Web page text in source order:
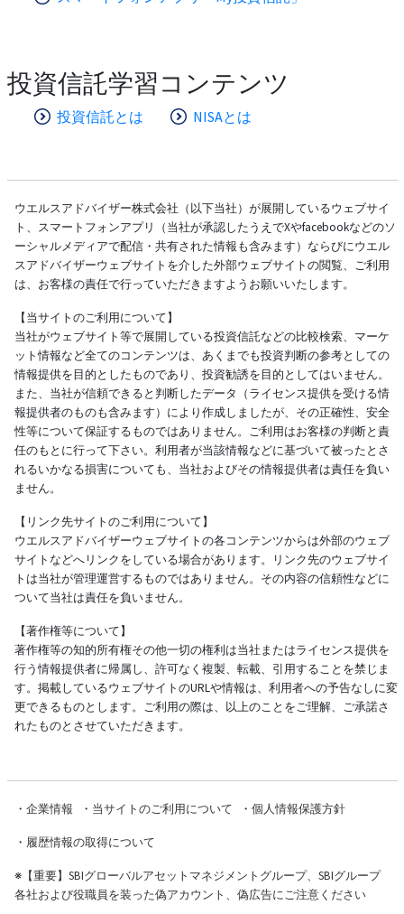
投資信託学習コンテンツ
投資信託とは NISAとは
ウエルスアドバイザー株式会社（以下当社）が展開しているウェブサイ
ト、スマートフォンアプリ（当社が承認したうえでXやfacebookなどのソ
ーシャルメディアで配信・共有された情報も含みます）ならびにウエル
スアドバイザーウェブサイトを介した外部ウェブサイトの閲覧、ご利用
は、お客様の責任で行っていただきますようお願いいたします。
【当サイトのご利用について】
当社がウェブサイト等で展開している投資信託などの比較検索、マーケ
ット情報など全てのコンテンツは、あくまでも投資判断の参考としての
情報提供を目的としたものであり、投資勧誘を目的としてはいません。
また、当社が信頼できると判断したデータ（ライセンス提供を受ける情
報提供者のものも含みます）により作成しましたが、その正確性、安全
性等について保証するものではありません。ご利用はお客様の判断と責
任のもとに行って下さい。利用者が当該情報などに基づいて被ったとさ
れるいかなる損害についても、当社およびその情報提供者は責任を負い
ません。
【リンク先サイトのご利用について】
ウエルスアドバイザーウェブサイトの各コンテンツからは外部のウェブ
サイトなどへリンクをしている場合があります。リンク先のウェブサイ
トは当社が管理運営するものではありません。その内容の信頼性などに
ついて当社は責任を負いません。
【著作権等について】
著作権等の知的所有権その他一切の権利は当社またはライセンス提供を
行う情報提供者に帰属し、許可なく複製、転載、引用することを禁じま
す。掲載しているウェブサイトのURLや情報は、利用者への予告なしに変
更できるものとします。ご利用の際は、以上のことをご理解、ご承諾さ
れたものとさせていただきます。
・ 企業情報 ・ 当サイトのご利用について ・ 個人情報保護方針
・ 履歴情報の取得について
※【重要】SBIグローバルアセットマネジメントグループ、SBIグループ
各社および役職員を装った偽アカウント、偽広告にご注意ください